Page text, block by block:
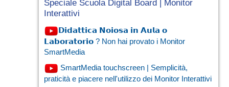
Speciale Scuola Digital Board | Monitor
Interattivi
𝗗𝗶𝗱𝗮𝘁𝘁𝗶𝗰𝗮 𝗡𝗼𝗶𝗼𝘀𝗮 𝗶𝗻 𝗔𝘂𝗹𝗮 𝗼
𝗟𝗮𝗯𝗼𝗿𝗮𝘁𝗼𝗿𝗶𝗼 ? Non hai provato i Monitor
SmartMedia
SmartMedia touchscreen | Semplicità,
praticità e piacere nell'utilizzo dei Monitor Interattivi